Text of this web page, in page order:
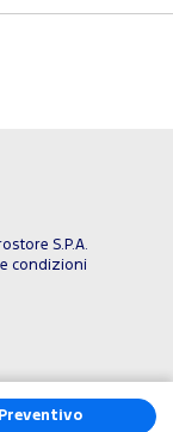
Preventivo
S.P.A.
e condizioni